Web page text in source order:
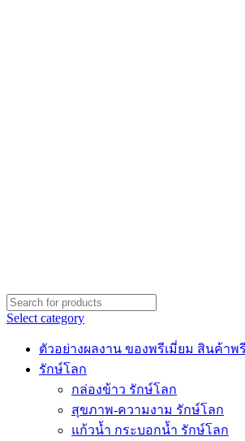
Select category
ตัวอย่างผลงาน ของพรีเมี่ยม สินค้าพ
รักษ์โลก
กล่องข้าว รักษ์โลก
สุขภาพ-ความงาม รักษ์โลก
แก้วน้ำ กระบอกน้ำ รักษ์โลก